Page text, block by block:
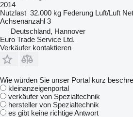
2014
Nutzlast 32.000 kg Federung Luft/Luft
Achsenanzahl 3
Deutschland, Hannover
Euro Trade Service Ltd.
Verkäufer kontaktieren
Wie würden Sie unser Portal kurz
kleinanzeigenportal
verkäufer von Spezialtechnik
hersteller von Spezialtechnik
es gibt keine richtige Antwort